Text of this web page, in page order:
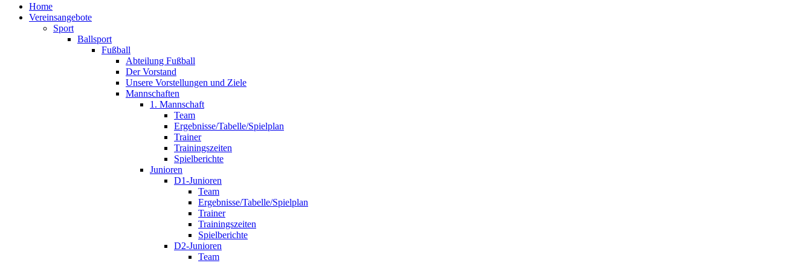
Home
Vereinsangebote
Sport
Ballsport
Fußball
Abteilung Fußball
Der Vorstand
Unsere Vorstellungen und Ziele
Mannschaften
1. Mannschaft
Team
Ergebnisse/Tabelle/Spielplan
Trainer
Trainingszeiten
Spielberichte
Junioren
D1-Junioren
Team
Ergebnisse/Tabelle/Spielplan
Trainer
Trainingszeiten
Spielberichte
D2-Junioren
Team